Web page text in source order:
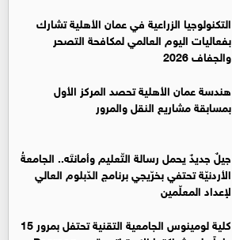
التكنولوجيا الزراعية في عمان الأهلية تشارك
بفعاليات اليوم العالمي لمكافحة التصحر
والجفاف 2026
هندسة عمان الأهلية تحصد المركز الأول
بمسابقة مشاريع النقل والمرور
جيلٌ جديدٌ يحمل رسالة التّعليم وأمانتَه.. الجامعةُ
الأردنيّة تحتفي بخرّيجي برنامج الدّبلوم العالي
لإعداد المعلّمين
كلية لومينوس الجامعية التقنية تحتفل بمرور 15